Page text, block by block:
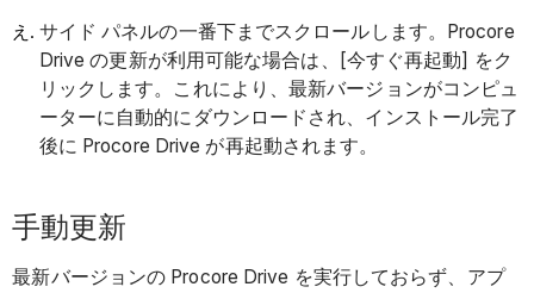
サイド パネルの一番下までスクロールします。Procore
Drive の更新が利用可能な場合は、[今すぐ再起動] をク
リックします。これにより、最新バージョンがコンピュ
ーターに自動的にダウンロードされ、インストール完了
後に Procore Drive が再起動されます。
手動更新
最新バージョンの Procore Drive を実行しておらず、アプ